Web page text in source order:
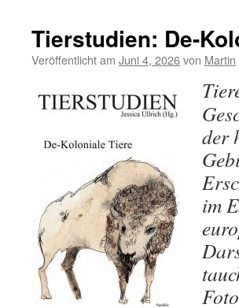
Tierstudien: De-
Veröffentlicht am Juni 4, 2026von Martin
der
im